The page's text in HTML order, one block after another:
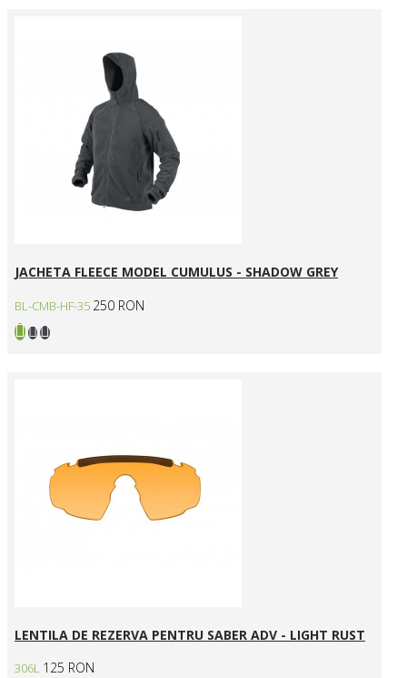
JACHETA FLEECE MODEL CUMULUS - SHADOW GREY
BL-CMB-HF-35 250 RON
LENTILA DE REZERVA PENTRU SABER ADV - LIGHT RUST
306L 125 RON